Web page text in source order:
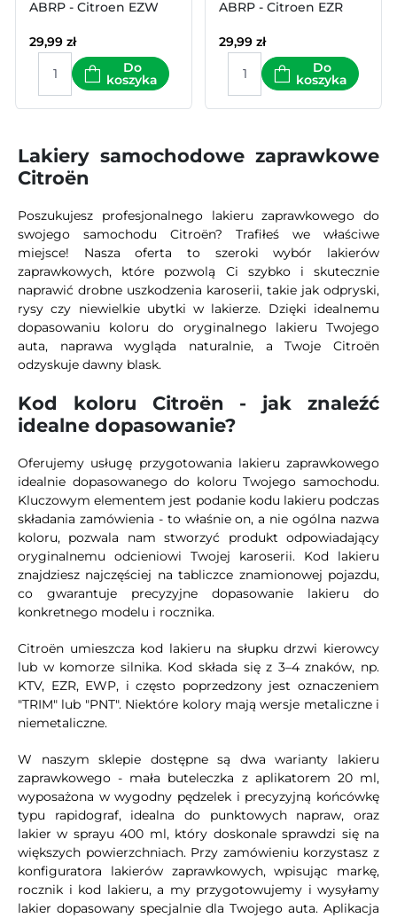
ABRP - Citroen EZW
29,99 zł
Do
koszyka
ABRP - Citroen EZR
29,99 zł
Do
koszyka
Lakiery samochodowe zaprawkowe
Citroën
Poszukujesz profesjonalnego lakieru zaprawkowego do
swojego samochodu Citroën? Trafiłeś we właściwe
miejsce! Nasza oferta to szeroki wybór lakierów
zaprawkowych, które pozwolą Ci szybko i skutecznie
naprawić drobne uszkodzenia karoserii, takie jak odpryski,
rysy czy niewielkie ubytki w lakierze. Dzięki idealnemu
dopasowaniu koloru do oryginalnego lakieru Twojego
auta, naprawa wygląda naturalnie, a Twoje Citroën
odzyskuje dawny blask.
Kod koloru Citroën - jak znaleźć
idealne dopasowanie?
Oferujemy usługę przygotowania lakieru zaprawkowego
idealnie dopasowanego do koloru Twojego samochodu.
Kluczowym elementem jest podanie kodu lakieru podczas
składania zamówienia - to właśnie on, a nie ogólna nazwa
koloru, pozwala nam stworzyć produkt odpowiadający
oryginalnemu odcieniowi Twojej karoserii. Kod lakieru
znajdziesz najczęściej na tabliczce znamionowej pojazdu,
co gwarantuje precyzyjne dopasowanie lakieru do
konkretnego modelu i rocznika.
Citroën umieszcza kod lakieru na słupku drzwi kierowcy
lub w komorze silnika. Kod składa się z 3–4 znaków, np.
KTV, EZR, EWP, i często poprzedzony jest oznaczeniem
"TRIM" lub "PNT". Niektóre kolory mają wersje metaliczne i
niemetaliczne.
W naszym sklepie dostępne są dwa warianty lakieru
zaprawkowego - mała buteleczka z aplikatorem 20 ml,
wyposażona w wygodny pędzelek i precyzyjną końcówkę
typu rapidograf, idealna do punktowych napraw, oraz
lakier w sprayu 400 ml, który doskonale sprawdzi się na
większych powierzchniach. Przy zamówieniu korzystasz z
konfiguratora lakierów zaprawkowych, wpisując markę,
rocznik i kod lakieru, a my przygotowujemy i wysyłamy
lakier dopasowany specjalnie dla Twojego auta. Aplikacja